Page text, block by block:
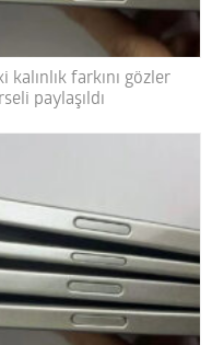
kalınlık farkını gözler
paylaşıldı